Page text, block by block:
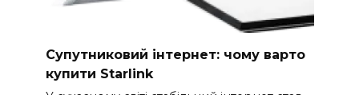
Супутниковий інтернет: чому варто
купити Starlink